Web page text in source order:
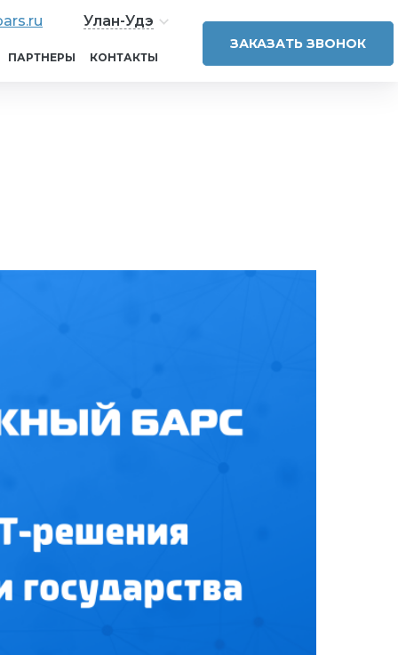
Улан-Удэ
ПАРТНЕРЫ КОНТАКТЫ
ЗАКАЗАТЬ ЗВОНОК